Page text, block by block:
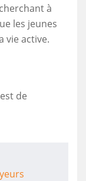
cherchant à
les jeunes
vie active.
de